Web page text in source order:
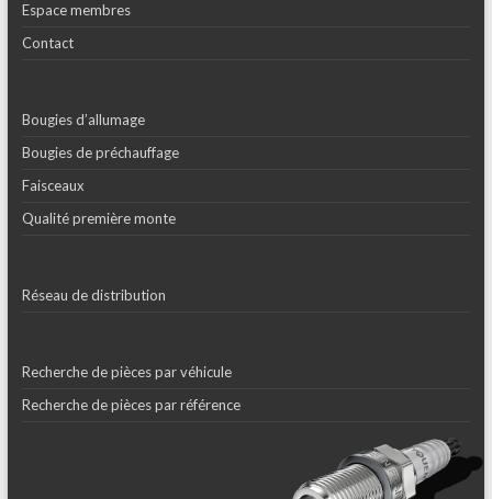
Espace membres
Contact
Bougies d’allumage
Bougies de préchauffage
Faisceaux
Qualité première monte
Réseau de distribution
Recherche de pièces par véhicule
Recherche de pièces par référence